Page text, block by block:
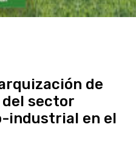
de
sector
industrial en el